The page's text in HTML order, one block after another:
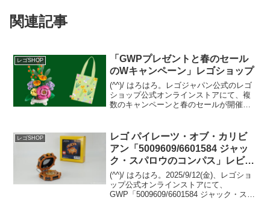
関連記事
レゴSHOP
「GWPプレゼントと春のセール
のWキャンペーン」レゴショップ
(^^)/ はろはろ。レゴジャパン公式のレゴ
ショップ公式オンラインストアにて、複
数のキャンペーンと春のセールが開催中
開催中。 両方の条件を満たせば、一気に
両方ゲット...
レゴSHOP
レゴ パイレーツ・オブ・カリビ
アン「5009609/6601584 ジャッ
ク・スパロウのコンパス」レビュ
ー
(^^)/ はろはろ。2025/9/12(金)、レゴショ
ップ公式オンラインストアにて、
GWP「5009609/6601584 ジャック・スパ